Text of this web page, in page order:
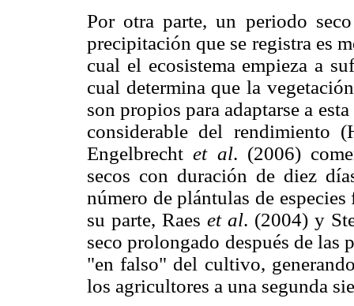
Por otra parte, un periodo
precipitación que se registra es
cual el ecosistema empieza a
cual determina que la
son propios para adaptarse a
considerable del rendimiento
Engelbrechtet al. (2006)
secos con duración de diez
número de plántulas de
su parte, Raes et al. (2004) y
seco prolongado después de las
"en falso" del cultivo,
los agricultores a una segunda